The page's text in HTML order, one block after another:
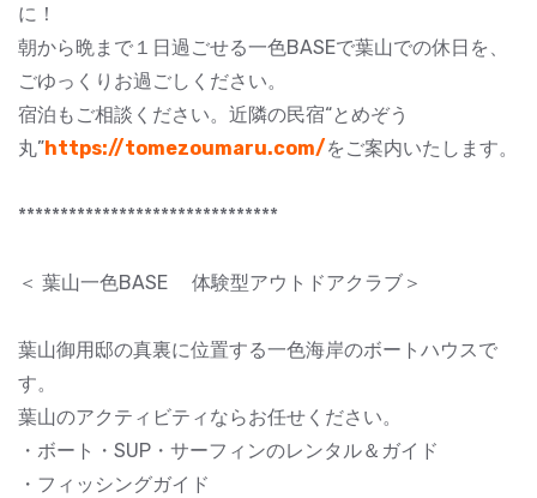
に！
朝から晩まで１日過ごせる一色BASEで葉山での休日を、
ごゆっくりお過ごしください。
宿泊もご相談ください。近隣の民宿“とめぞう
丸”https://tomezoumaru.com/をご案内いたします。
*******************************
＜ 葉山一色BASE 体験型アウトドアクラブ＞
葉山御用邸の真裏に位置する一色海岸のボートハウスで
す。
葉山のアクティビティならお任せください。
・ボート・SUP・サーフィンのレンタル＆ガイド
・フィッシングガイド